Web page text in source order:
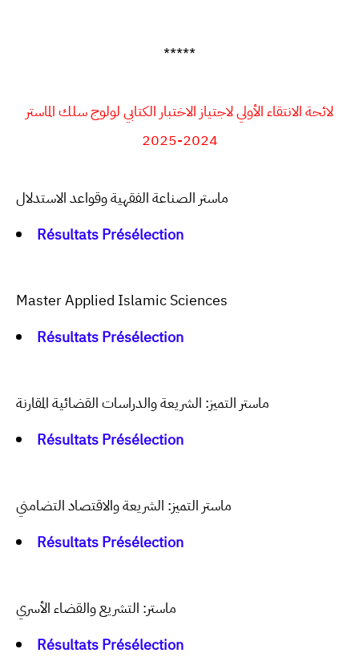
*****
لائحة الانتقاء الأولي لاجتياز الاختبار الكتابي لولوج سلك الماستر
2024-2025
ماستر الصناعة الفقهية وقواعد الاستدلال
Résultats Présélection
Master Applied Islamic Sciences
Résultats Présélection
ماستر التميز: الشريعة والدراسات القضائية المقارنة
Résultats Présélection
ماستر التميز: الشريعة والاقتصاد التضامني
Résultats Présélection
ماستر: التشريع والقضاء الأسري
Résultats Présélection